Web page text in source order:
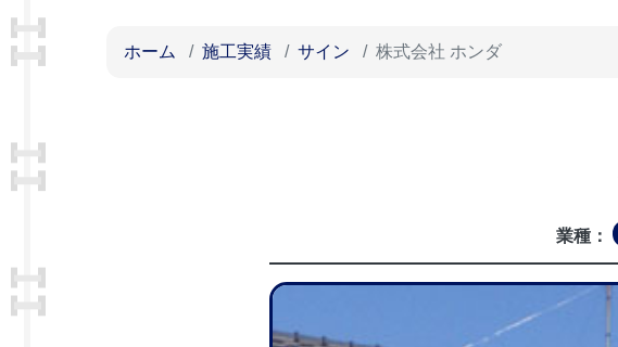
ホーム 施工実績 サイン 株式会社 ホンダ
業種：